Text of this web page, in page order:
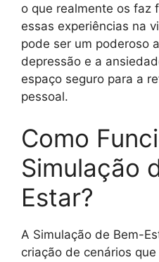
o que realmente os faz
essas experiências na
pode ser um poderoso
depressão e a
espaço seguro para a
pessoal.
Como
Simulação
Estar?
A Simulação de Bem-
criação de cenários